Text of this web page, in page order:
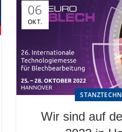
06
OKT.
Wir sind auf